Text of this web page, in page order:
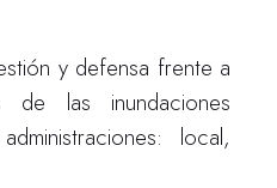
y defensa frente a
de las inundaciones
local,